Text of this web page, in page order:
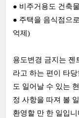
● 비주거용도 건축
● 주택을 음식점으
억제)
용도변경 금지는 젠
라고 하는 편이 타
도 일어날 수 있는
정 사항을 따져 볼
환영할 만 한 일입니